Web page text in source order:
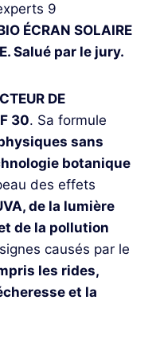
ÉCRAN SOLAIRE
Salué par le jury.
DE
30. Sa formule
sans
botanique
des effets
de la lumière
de la pollution
causés par le
les rides,
et la